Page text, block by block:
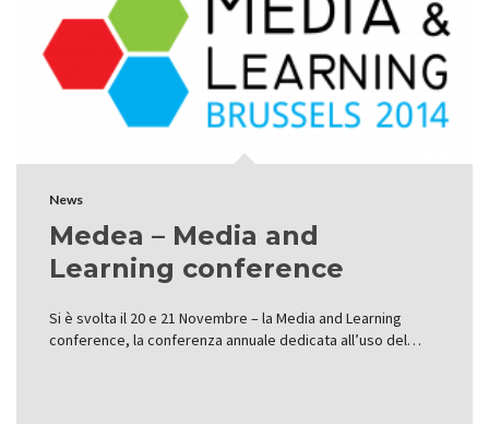
News
Medea – Media and
Learning conference
Si è svolta il 20 e 21 Novembre – la Media and Learning
conference, la conferenza annuale dedicata all’uso del…